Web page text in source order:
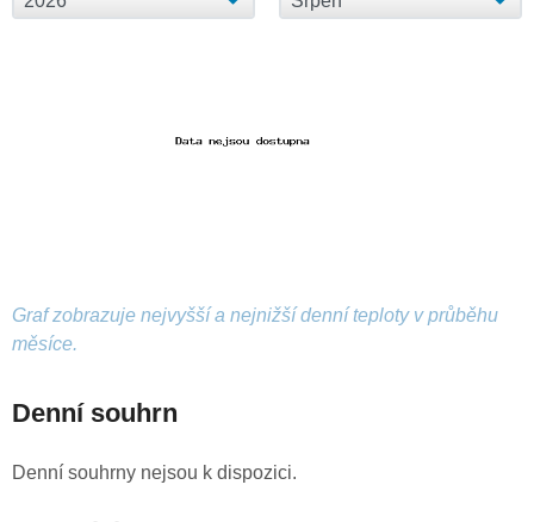
Graf zobrazuje nejvyšší a nejnižší denní teploty v průběhu
měsíce.
Denní souhrn
Denní souhrny nejsou k dispozici.